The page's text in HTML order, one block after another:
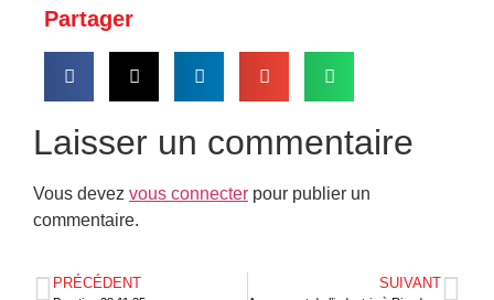
Partager
Laisser un commentaire
Vous devez vous connecter pour publier un
commentaire.
PRÉCÉDENT SUIVANT